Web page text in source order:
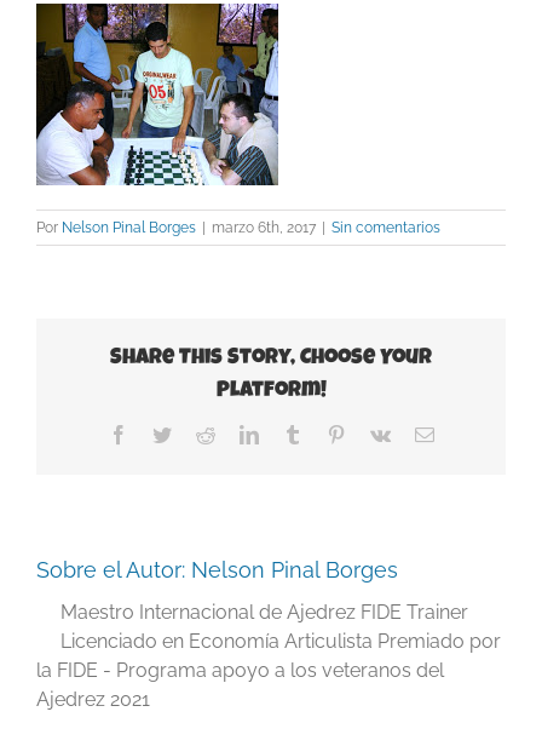
Por Nelson Pinal Borges | marzo 6th, 2017 | Sin comentarios
Share This Story, Choose Your
Platform!
Facebook
TwitterRedditLinkedInTumblr Pinterest
Vk
Correo
Sobre el Autor: Nelson Pinal Borges
Maestro Internacional de Ajedrez FIDE Trainer
Licenciado en Economía Articulista Premiado por
la FIDE - Programa apoyo a los veteranos del
Ajedrez 2021